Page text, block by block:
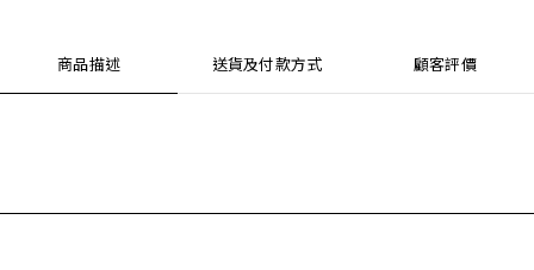
商品描述 送貨及付款方式 顧客評價